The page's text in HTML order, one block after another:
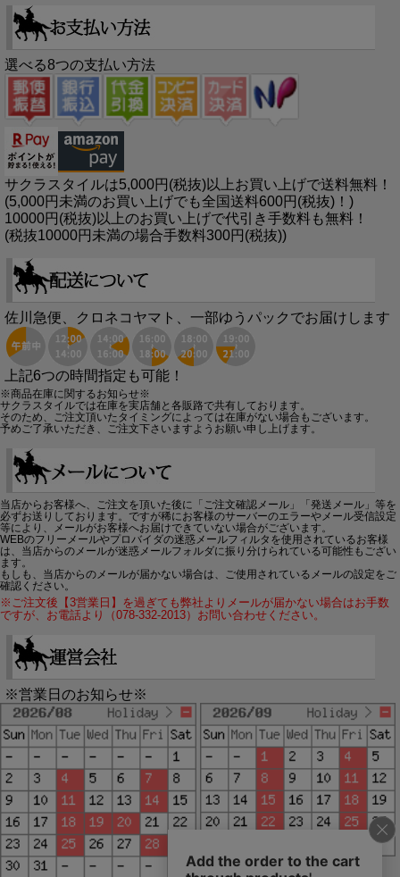
選べる8つの支払い方法
サクラスタイルは5,000円(税抜)以上お買い上げで送料無料！
(5,000円未満のお買い上げでも全国送料600円(税抜)！)
10000円(税抜)以上のお買い上げで代引き手数料も無料！
(税抜10000円未満の場合手数料300円(税抜))
佐川急便、クロネコヤマト、一部ゆうパックでお届けします
上記6つの時間指定も可能！
※商品在庫に関するお知らせ※
サクラスタイルでは在庫を実店舗と各販路で共有しております。
そのため、ご注文頂いたタイミングによっては在庫がない場合もございます。
予めご了承いただき、ご注文下さいますようお願い申し上げます。
当店からお客様へ、ご注文を頂いた後に「ご注文確認メール」「発送メール」等を
必ずお送りしております。ですが稀にお客様のサーバーのエラーやメール受信設定
等により、メールがお客様へお届けできていない場合がございます。
WEBのフリーメールやプロバイダの迷惑メールフィルタを使用されているお客様
は、当店からのメールが迷惑メールフォルダに振り分けられている可能性もござい
ます。
もしも、当店からのメールが届かない場合は、ご使用されているメールの設定をご
確認ください。
※ご注文後【3営業日】を過ぎても弊社よりメールが届かない場合はお手数
ですが、お電話より（078-332-2013）お問い合わせください。
※営業日のお知らせ※